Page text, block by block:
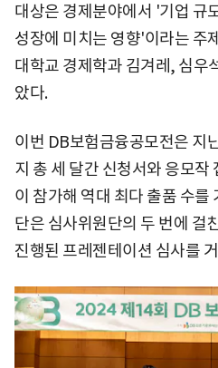
대상은 경제분야에서 '기업 규
성장에 미치는 영향'이라는 주
대학교 경제학과 김겨레, 심우
았다.
이번 DB보험금융공모전은 지
지 총 세 달간 신청서와 응모
이 참가해 역대 최다 출품 수를
단은 심사위원단의 두 번에 걸
진행된 프레젠테이션 심사를